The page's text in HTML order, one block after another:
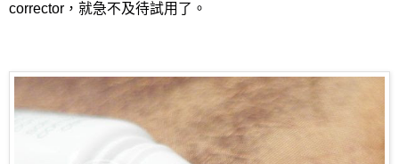
corrector，就急不及待試用了。